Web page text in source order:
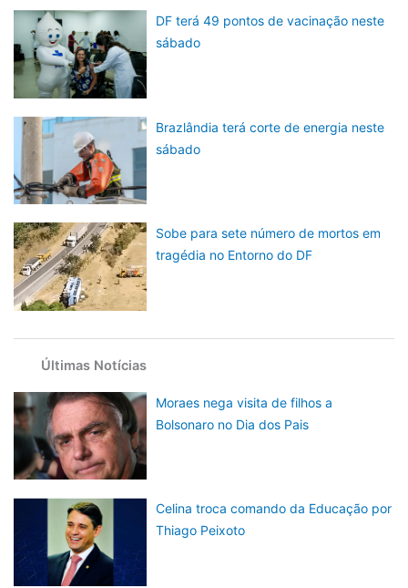
DF terá 49 pontos de vacinação neste
sábado
Brazlândia terá corte de energia neste
sábado
Sobe para sete número de mortos em
tragédia no Entorno do DF
Últimas Notícias
Moraes nega visita de filhos a
Bolsonaro no Dia dos Pais
Celina troca comando da Educação por
Thiago Peixoto